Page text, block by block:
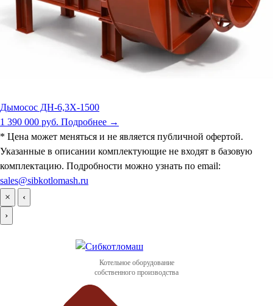
Дымосос ДН-6,3Х-1500
1 390 000 руб. Подробнее →
* Цена может меняться и не является публичной офертой.
Указанные в описании комплектующие не входят в базовую
комплектацию. Подробности можно узнать по email:
sales@sibkotlomash.ru
×
‹
›
Котельное оборудование
собственного производства